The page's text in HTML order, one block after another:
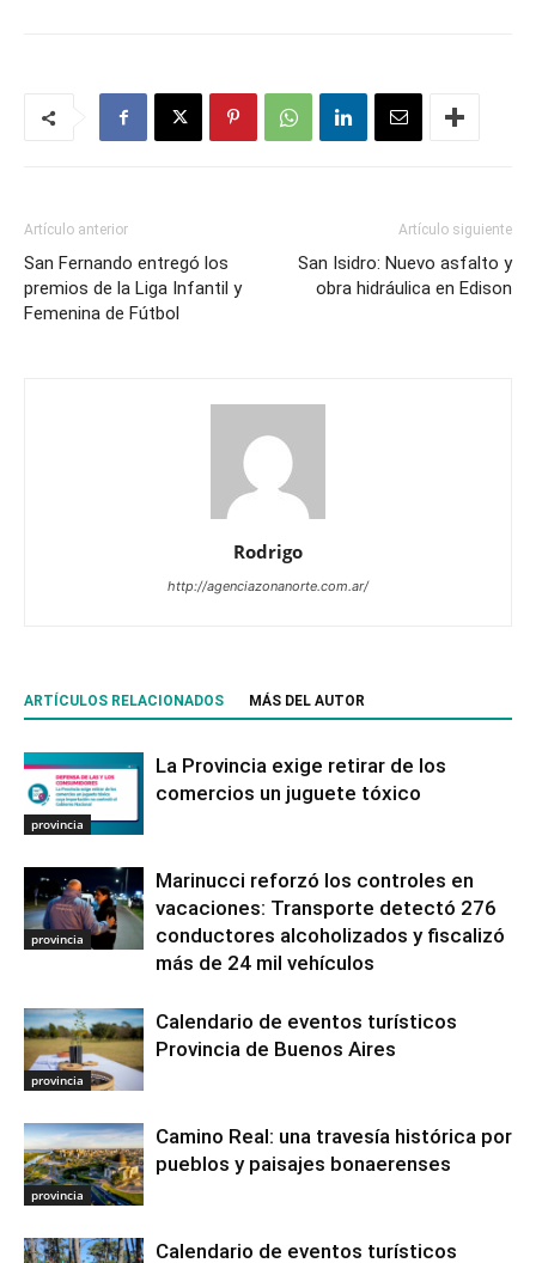
Artículo anterior
San Fernando entregó los
premios de la Liga Infantil y
Femenina de Fútbol
Artículo siguiente
San Isidro: Nuevo asfalto y
obra hidráulica en Edison
Rodrigo
http://agenciazonanorte.com.ar/
ARTÍCULOS RELACIONADOS MÁS DEL AUTOR
provincia
La Provincia exige retirar de los
comercios un juguete tóxico
provincia
Marinucci reforzó los controles en
vacaciones: Transporte detectó 276
conductores alcoholizados y fiscalizó
más de 24 mil vehículos
provincia
Calendario de eventos turísticos
Provincia de Buenos Aires
provincia
Camino Real: una travesía histórica por
pueblos y paisajes bonaerenses
Calendario de eventos turísticos